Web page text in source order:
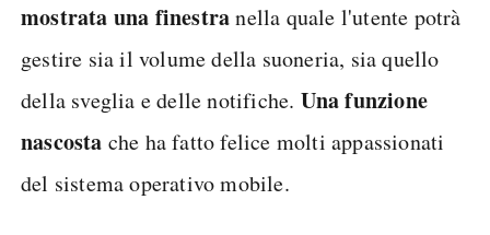
mostrata una finestranella quale l'utente potrà
gestire sia il volume della suoneria, sia quello
della sveglia e delle notifiche. Una funzione
nascosta che ha fatto felice molti appassionati
del sistema operativo mobile.